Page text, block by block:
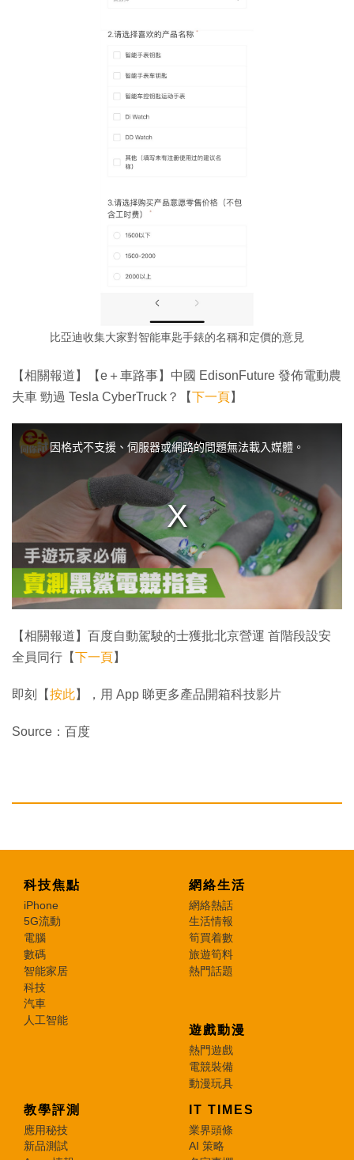
比亞迪收集大家對智能車匙手錶的名稱和定價的意見
【相關報道】【e＋車路事】中國 EdisonFuture 發佈電動農
夫車 勁過 Tesla CyberTruck？【下一頁】
w
d
.
因格式不支援、伺服器或網路的問題無法載入媒體。
【相關報道】百度自動駕駛的士獲批北京營運 首階段設安
全員同行【下一頁】
即刻【按此】，用 App 睇更多產品開箱科技影片
Source：百度
科技焦點
iPhone
5G流動
電腦
數碼
智能家居
科技
汽車
人工智能
網絡生活
網絡熱話
生活情報
筍買着數
旅遊筍料
熱門話題
遊戲動漫
熱門遊戲
電競裝備
動漫玩具
教學評測
應用秘技
新品測試
IT TIMES
業界頭條
AI 策略